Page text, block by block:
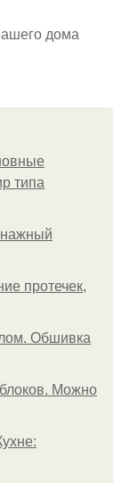
дома
типа
протечек,
Обшивка
Можно